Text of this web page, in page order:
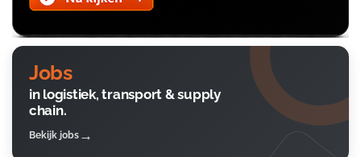
Jobs
in logistiek, transport & supply
chain.
Bekijk jobs